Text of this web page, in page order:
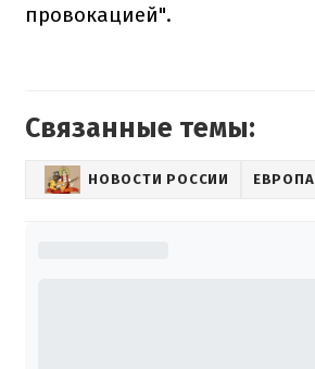
провокацией".
Связанные темы:
НОВОСТИ РОССИИ ЕВРОПА